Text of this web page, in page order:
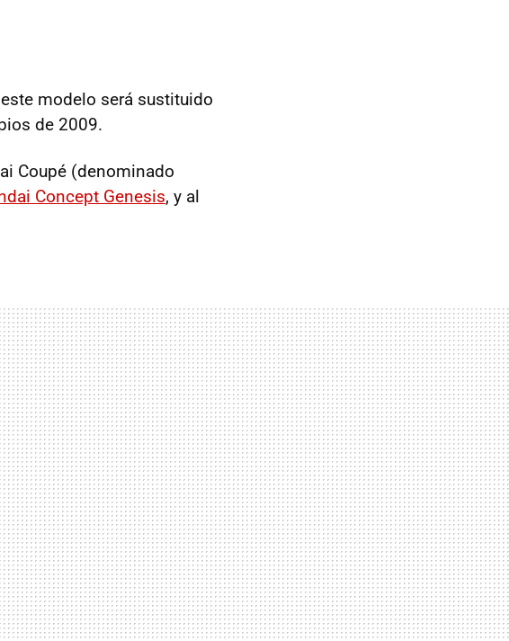
modelo será sustituido
de 2009.
Coupé (denominado
Concept Genesis, y al